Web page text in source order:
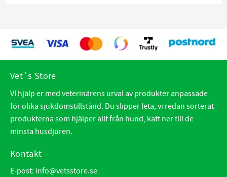
Vet´s Store
VI hjälp er med veterinärens urval av produkter anpassade
för olika sjukdomstillstånd. Du slipper leta, vi redan sorterat
produkterna som hjälper allt från hund, katt ner till de
minsta husdjuren.
Kontakt
E-post: info@vetsstore.se